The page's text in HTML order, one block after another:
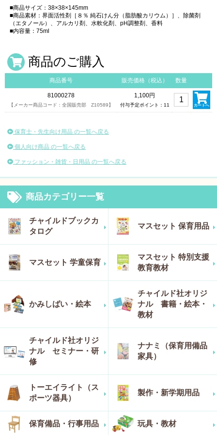
■商品サイズ：38×38×145mm
■商品素材：界面活性剤［８％ 純石けん分（脂肪酸カリウム）］、除菌剤
（エタノール）、アルカリ剤、水軟化剤、pH調整剤、香料
■内容量：75ml
商品のご購入
商品番号 販売価格（税込） 数量
81000278
【メーカー商品コード：全国販売部 Z10589】
1,100円
付与予定ポイント：11 カートへ
保育士・先生向け用品 の一覧へ戻る
個人向け商品 の一覧へ戻る
ファッション・雑貨・日用品 の一覧へ戻る
商品カテゴリー一覧
チャイルドブックカ
タログ
マスセット 保育用品
マスセット 学童保育
マスセット 特別支援
教育教材
かみしばい・絵本
チャイルド社オリジ
ナル 書籍・絵本・
教材
チャイルド社オリジ
ナル セミナー・研
修
ナナミ（保育用備品
家具）
トーエイライト（ス
ポーツ器具）
製作・新学期用品
保育備品・行事用品 玩具・教材